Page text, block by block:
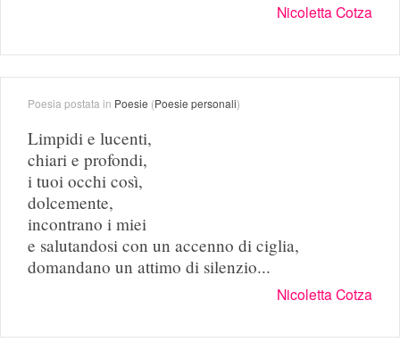
Nicoletta Cotza
Poesia postata in Poesie (Poesie personali)
Limpidi e lucenti,
chiari e profondi,
i tuoi occhi così,
dolcemente,
incontrano i miei
e salutandosi con un accenno di ciglia,
domandano un attimo di silenzio...
Nicoletta Cotza